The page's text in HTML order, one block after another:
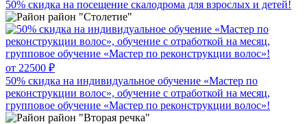
50% скидка на посещение скалодрома для взрослых и детей!
район "Столетие"
от 22500 ₽
50% скидка на индивидуальное обучение «Мастер по
реконструкции волос», обучение с отработкой на месяц,
групповое обучение «Мастер по реконструкции волос»!
район "Вторая речка"